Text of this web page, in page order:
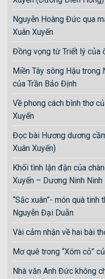
Nguyễn Hoàng Đức qua
Xuân Xuyến
Đồng vọng từ Triết lý của
Miền Tây sông Hậu trong
của Trần Bảo Định
Về phong cách bình thơ
Xuyến
Đọc bài Hương dương
Xuân Xuyến)
Khối tình lận đận của
Xuyến – Dương Ninh Ninh
“Sắc xuân”- món quà tinh
Nguyễn Đại Duẫn
Vài cảm nhận về hai bài
Mơ quê trong “Xóm cỏ”
Nhà văn Anh Đức không